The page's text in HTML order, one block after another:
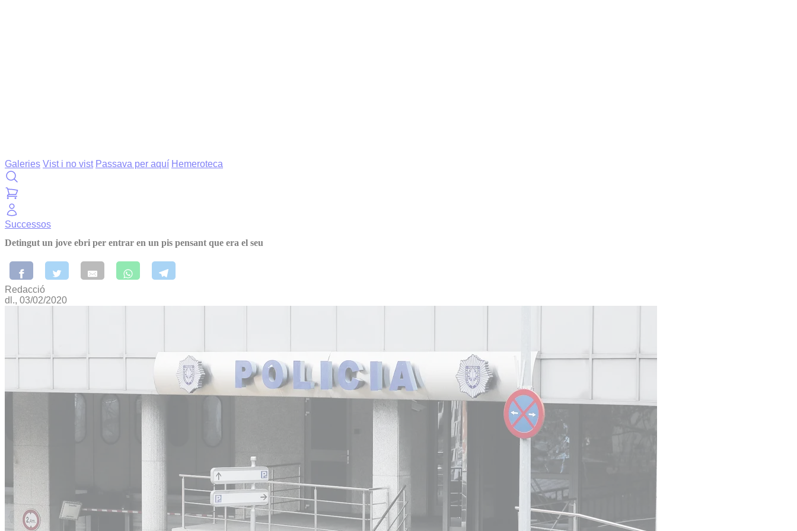
Galeries Vist i no vist Passava per aquí Hemeroteca
Successos
Detingut un jove ebri per entrar en un pis pensant que era el seu
Redacció
dl., 03/02/2020